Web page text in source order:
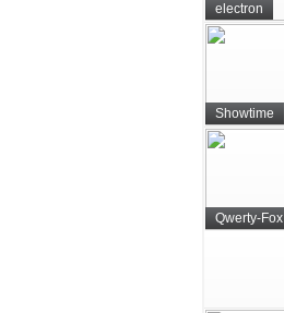
electron
Showtime
Qwerty-Fox